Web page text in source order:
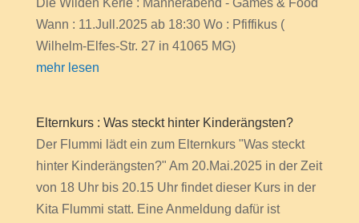
Die Wilden Kerle : Männerabend - Games & Food
Wann : 11.Jull.2025 ab 18:30 Wo : Pfiffikus (
Wilhelm-Elfes-Str. 27 in 41065 MG)
mehr lesen
Elternkurs : Was steckt hinter Kinderängsten?
Der Flummi lädt ein zum Elternkurs "Was steckt
hinter Kinderängsten?" Am 20.Mai.2025 in der Zeit
von 18 Uhr bis 20.15 Uhr findet dieser Kurs in der
Kita Flummi statt. Eine Anmeldung dafür ist